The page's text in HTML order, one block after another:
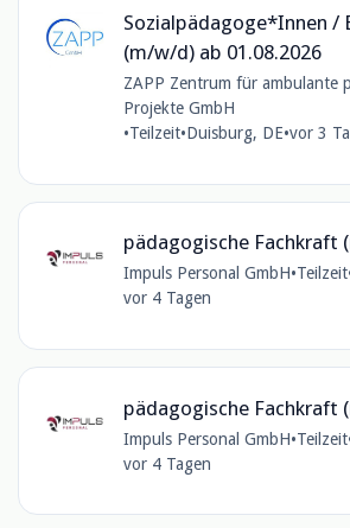
Sozialpädagoge*Innen /
(m/w/d) ab 01.08.2026
ZAPP Zentrum für ambulante
Projekte GmbH
•Teilzeit•Duisburg, DE•vor 3
pädagogische Fachkraft
Impuls Personal GmbH•Teilzeit
vor 4 Tagen
pädagogische Fachkraft
Impuls Personal GmbH•Teilzeit
vor 4 Tagen